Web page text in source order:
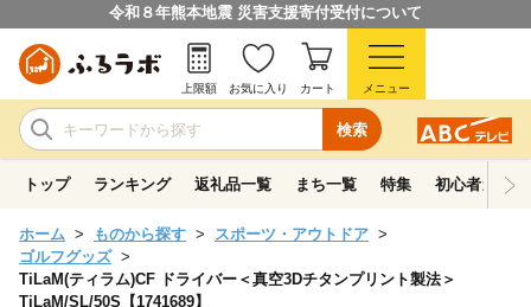
令和８年熊本地震 災害支援寄付受付について
検索
上限額 お気に入り カート メニュー
トップ ランキング 返礼品一覧 まち一覧 特集 初心者ガイド
ホーム ものから探す
スポーツ・アウトドア
ゴルフグッズ
TiLaM(ティラム)CF ドライバー＜真空3Dチタンプリント製法＞
TiLaM/SL/50S【1741689】